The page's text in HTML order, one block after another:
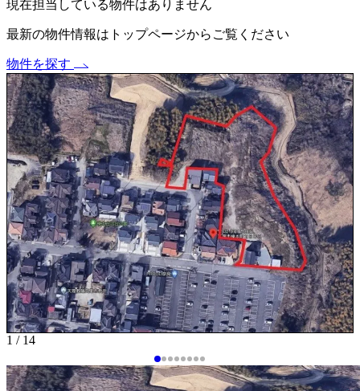
現在担当している物件はありません
最新の物件情報はトップページからご覧ください
物件を探す
1 / 14